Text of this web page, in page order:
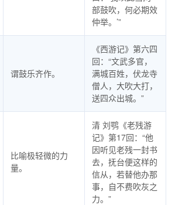
部鼓吹，何必期效
仲举。’”
谓鼓乐齐作。
《西游记》第六四
回：“文武多官，
满城百姓，伏龙寺
僧人，大吹大打，
送四众出城。”
比喻极轻微的力
量。
清 刘鹗《老残游
记》第17回：“他
因听见老残一封书
去，抚台便这样的
信从，若替他办那
事，自不费吹灰之
力。”